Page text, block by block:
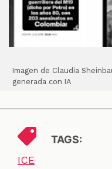
Imagen de Claudia
generada con IA
TAGS:
ICE